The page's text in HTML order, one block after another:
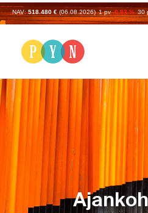
NAV: 518.480 € (06.08.2026) 1 pv -0.93 % 30